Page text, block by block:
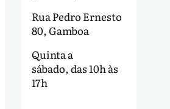
Rua Pedro Ernesto
80, Gamboa
Quinta a
sábado, das 10h às
17h